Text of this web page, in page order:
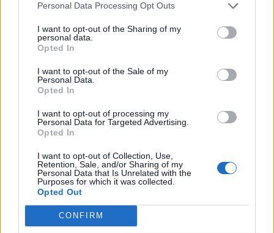
Personal Data Processing Opt Outs
I want to opt-out of the Sharing of my
personal data.
Opted In
I want to opt-out of the Sale of my
Personal Data.
Opted In
I want to opt-out of processing my
Personal Data for Targeted Advertising.
Opted In
I want to opt-out of Collection, Use,
Retention, Sale, and/or Sharing of my
Personal Data that Is Unrelated with the
Purposes for which it was collected.
Opted Out
CONFIRM